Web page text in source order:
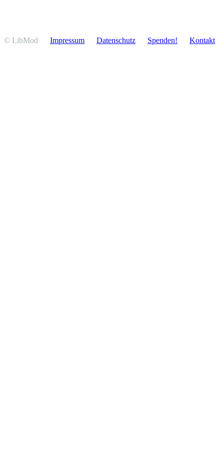
© LibMod Impressum Daten­schutz Spenden! Kontakt